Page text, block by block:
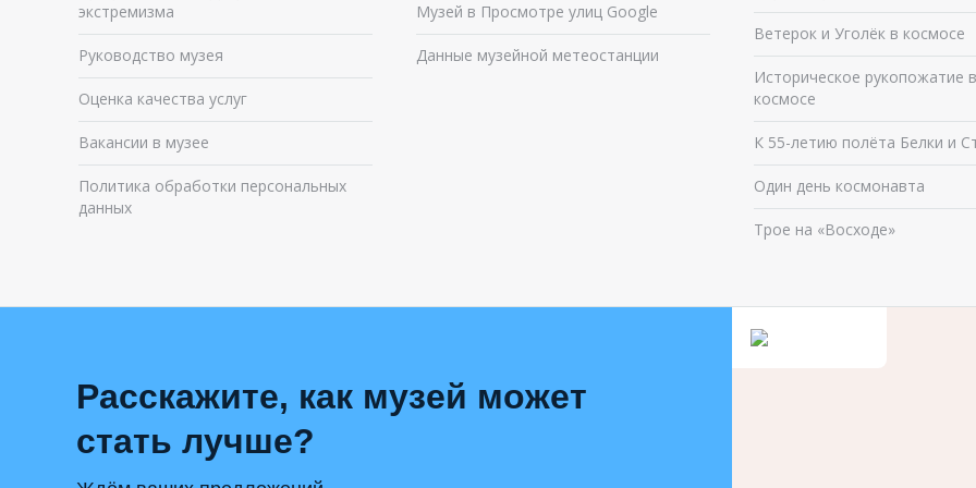
экстремизма
Руководство музея
Оценка качества услуг
Вакансии в музее
Политика обработки персональных
данных
Музей в Просмотре улиц Google
Данные музейной метеостанции
Ветерок и Уголёк в космосе
Историческое рукопожатие в
космосе
К 55-летию полёта Белки и
Один день космонавта
Трое на «Восходе»
Расскажите, как музей может
стать лучше?